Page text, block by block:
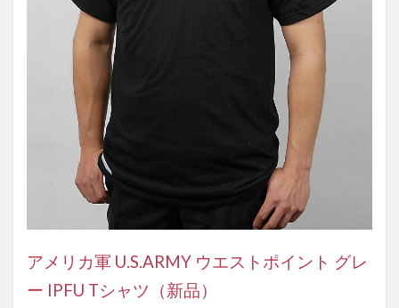
アメリカ軍 U.S.ARMY ウエストポイント グレ
ー IPFU Tシャツ（新品）